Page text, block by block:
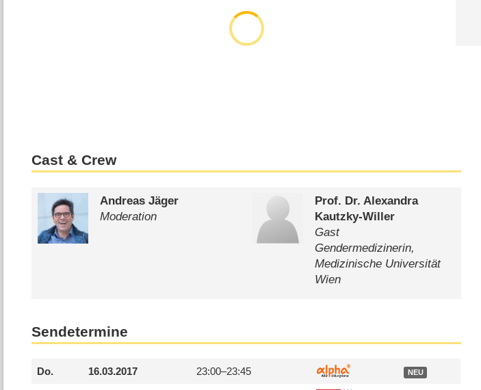
Cast & Crew
Andreas Jäger
Moderation
Prof. Dr. Alexandra
Kautzky-Willer
Gast
Gendermedizinerin,
Medizinische Universität
Wien
Sendetermine
Do. 16.03.2017 23:00–23:45 NEU